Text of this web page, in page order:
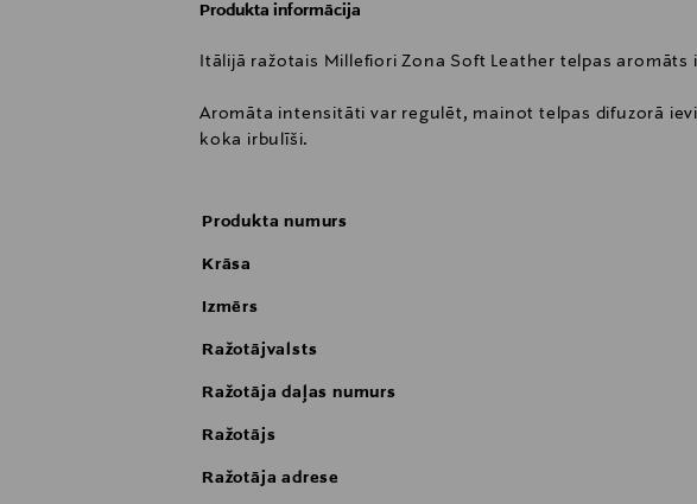
Produkta informācija
Itālijā ražotais Millefiori Zona Soft Leather telpas
Aromāta intensitāti var regulēt, mainot telpas difuzorā
koka irbulīši.
Produkta numurs
Krāsa
Izmērs
Ražotājvalsts
Ražotāja daļas numurs
Ražotājs
Ražotāja adrese